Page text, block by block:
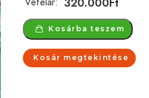
Kosárba teszem
Kosár megtekintése